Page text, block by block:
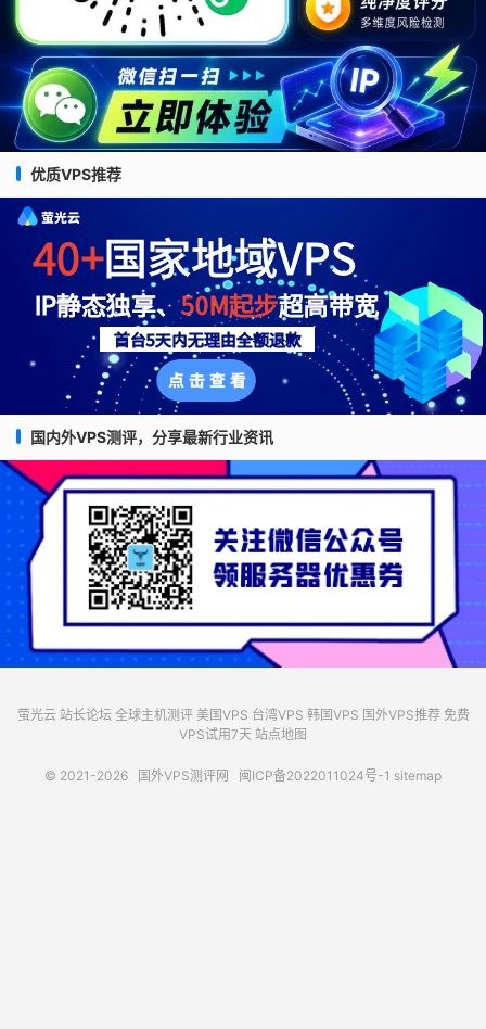
优质VPS推荐
国内外VPS测评，分享最新行业资讯
萤光云 站长论坛 全球主机测评 美国VPS 台湾VPS 韩国VPS 国外VPS推荐 免费
VPS试用7天 站点地图
© 2021-2026 国外VPS测评网 闽ICP备2022011024号-1 sitemap